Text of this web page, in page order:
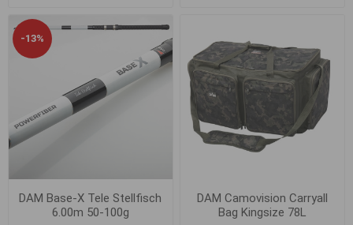
-13%
DAM Base-X Tele Stellfisch
6.00m 50-100g
DAM Camovision Carryall
Bag Kingsize 78L